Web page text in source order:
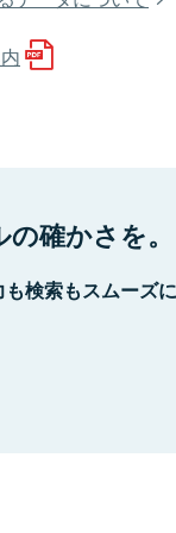
確かさを。
検索もスムーズ